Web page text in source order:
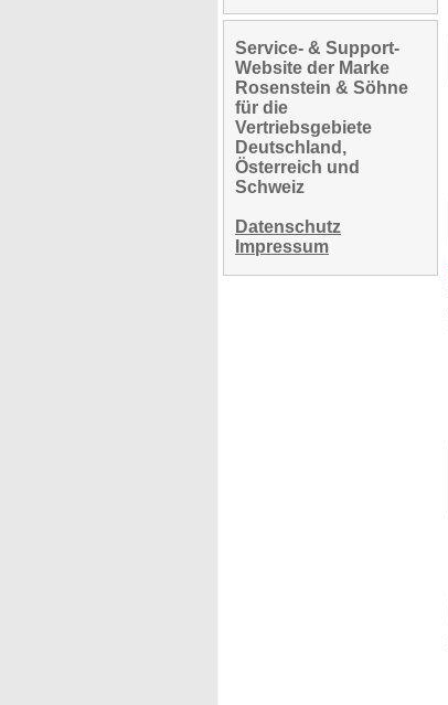
Service- & Support-
Website der Marke
Rosenstein & Söhne
für die
Vertriebsgebiete
Deutschland,
Österreich und
Schweiz
Datenschutz
Impressum